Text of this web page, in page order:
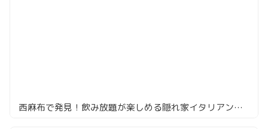
西麻布で発見！飲み放題が楽しめる隠れ家イタリアン「オステリア・トット」